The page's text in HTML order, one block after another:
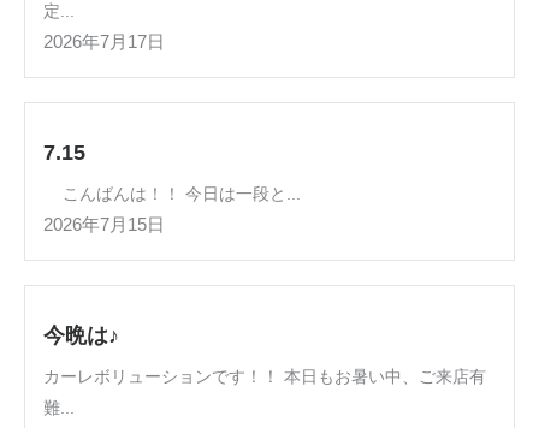
定...
2026年7月17日
7.15
こんばんは！！ 今日は一段と...
2026年7月15日
今晩は♪
カーレボリューションです！！ 本日もお暑い中、ご来店有
難...